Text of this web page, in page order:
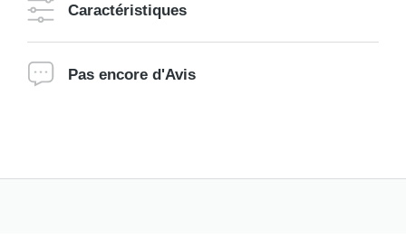
Caractéristiques
Pas encore d'Avis